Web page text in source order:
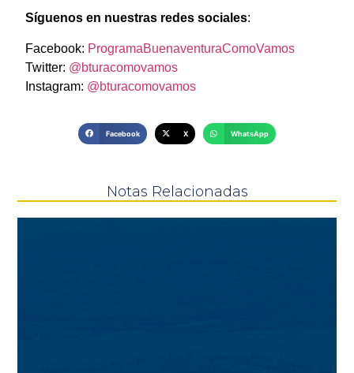
Síguenos en nuestras redes sociales:
Facebook: ProgramaBuenaventuraComoVamos
Twitter: @bturacomovamos
Instagram: @bturacomovamos
Facebook X WhatsApp
Notas Relacionadas